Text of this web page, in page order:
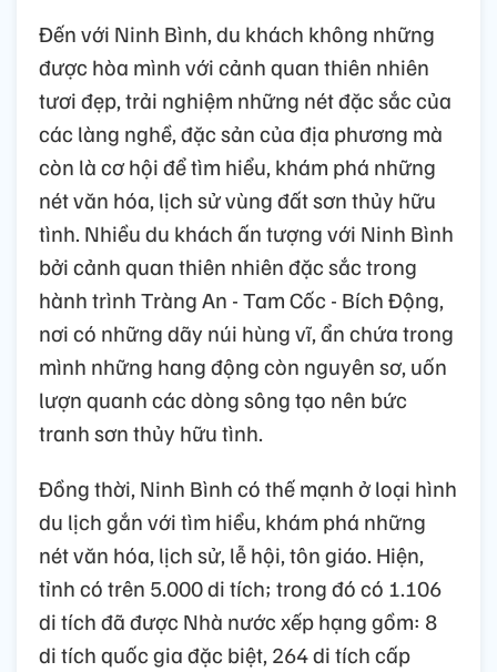
Đến với Ninh Bình, du khách không những
được hòa mình với cảnh quan thiên nhiên
tươi đẹp, trải nghiệm những nét đặc sắc của
các làng nghề, đặc sản của địa phương mà
còn là cơ hội để tìm hiểu, khám phá những
nét văn hóa, lịch sử vùng đất sơn thủy hữu
tình. Nhiều du khách ấn tượng với Ninh Bình
bởi cảnh quan thiên nhiên đặc sắc trong
hành trình Tràng An - Tam Cốc - Bích Động,
nơi có những dãy núi hùng vĩ, ẩn chứa trong
mình những hang động còn nguyên sơ, uốn
lượn quanh các dòng sông tạo nên bức
tranh sơn thủy hữu tình.
Đồng thời, Ninh Bình có thế mạnh ở loại hình
du lịch gắn với tìm hiểu, khám phá những
nét văn hóa, lịch sử, lễ hội, tôn giáo. Hiện,
tỉnh có trên 5.000 di tích; trong đó có 1.106
di tích đã được Nhà nước xếp hạng gồm: 8
di tích quốc gia đặc biệt, 264 di tích cấp